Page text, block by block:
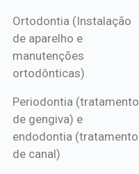
Ortodontia (Instalação
de aparelho e
manutenções
ortodônticas)
Periodontia (tratamento
de gengiva) e
endodontia (tratamento
de canal)